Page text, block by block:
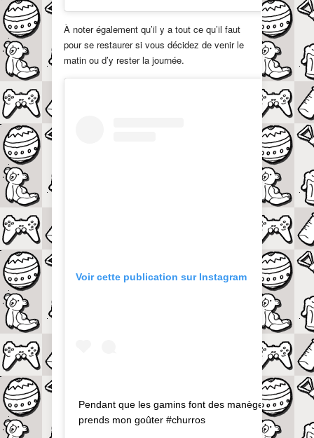
À noter également qu’il y a tout ce qu’il faut
pour se restaurer si vous décidez de venir le
matin ou d’y rester la journée.
Voir cette publication sur Instagram
Pendant que les gamins font des manèges je
prends mon goûter #churros